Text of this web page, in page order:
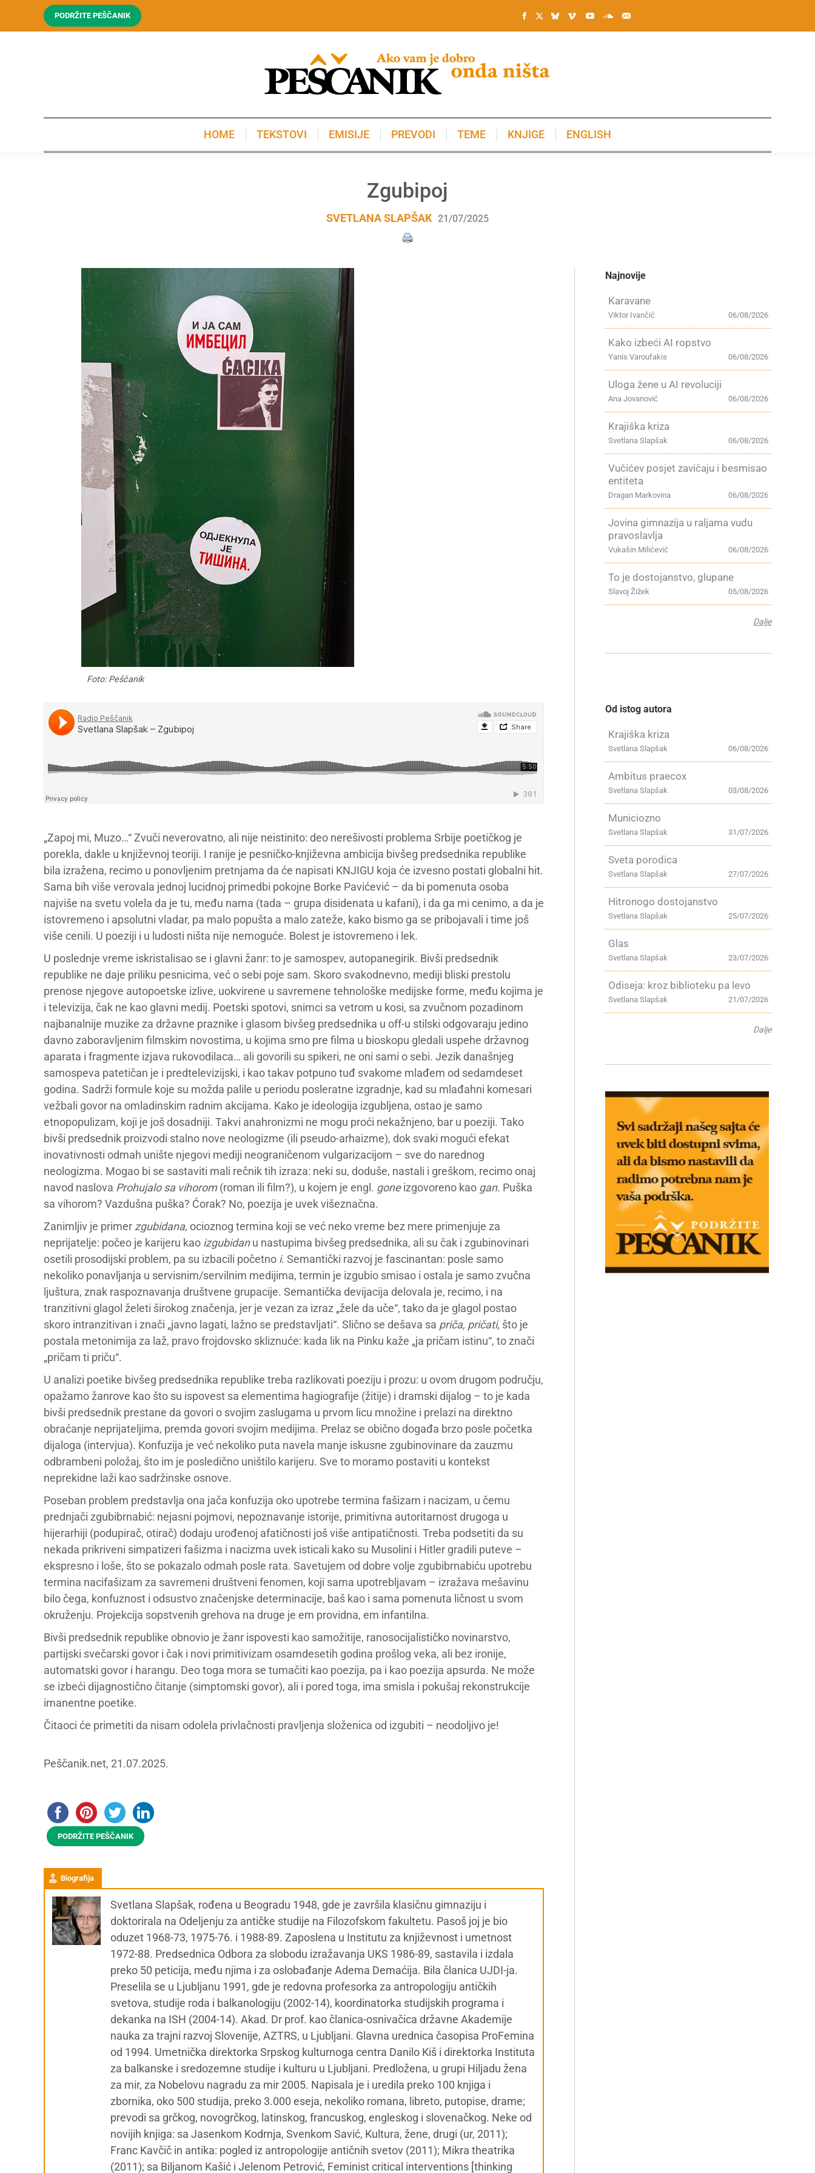
PODRŽITE PEŠČANIK
HOME TEKSTOVI EMISIJE PREVODI TEME KNJIGE ENGLISH
Zgubipoj
SVETLANA SLAPŠAK 21/07/2025
Foto: Peščanik
„Zapoj mi, Muzo…“ Zvuči neverovatno, ali nije neistinito: deo nerešivosti problema Srbije poetičkog je
porekla, dakle u književnoj teoriji. I ranije je pesničko-književna ambicija bivšeg predsednika republike
bila izražena, recimo u ponovljenim pretnjama da će napisati KNJIGU koja će izvesno postati globalni hit.
Sama bih više verovala jednoj lucidnoj primedbi pokojne Borke Pavićević – da bi pomenuta osoba
najviše na svetu volela da je tu, među nama (tada – grupa disidenata u kafani), i da ga mi cenimo, a da je
istovremeno i apsolutni vladar, pa malo popušta a malo zateže, kako bismo ga se pribojavali i time još
više cenili. U poeziji i u ludosti ništa nije nemoguće. Bolest je istovremeno i lek.
U poslednje vreme iskristalisao se i glavni žanr: to je samospev, autopanegirik. Bivši predsednik
republike ne daje priliku pesnicima, već o sebi poje sam. Skoro svakodnevno, mediji bliski prestolu
prenose njegove autopoetske izlive, uokvirene u savremene tehnološke medijske forme, među kojima je
i televizija, čak ne kao glavni medij. Poetski spotovi, snimci sa vetrom u kosi, sa zvučnom pozadinom
najbanalnije muzike za državne praznike i glasom bivšeg predsednika u off-u stilski odgovaraju jedino
davno zaboravljenim filmskim novostima, u kojima smo pre filma u bioskopu gledali uspehe državnog
aparata i fragmente izjava rukovodilaca… ali govorili su spikeri, ne oni sami o sebi. Jezik današnjeg
samospeva patetičan je i predtelevizijski, i kao takav potpuno tuđ svakome mlađem od sedamdeset
godina. Sadrži formule koje su možda palile u periodu posleratne izgradnje, kad su mlađahni komesari
vežbali govor na omladinskim radnim akcijama. Kako je ideologija izgubljena, ostao je samo
etnopopulizam, koji je još dosadniji. Takvi anahronizmi ne mogu proći nekažnjeno, bar u poeziji. Tako
bivši predsednik proizvodi stalno nove neologizme (ili pseudo-arhaizme), dok svaki mogući efekat
inovativnosti odmah unište njegovi mediji neograničenom vulgarizacijom – sve do narednog
neologizma. Mogao bi se sastaviti mali rečnik tih izraza: neki su, doduše, nastali i greškom, recimo onaj
navod naslova Prohujalo sa vihorom(roman ili film?), u kojem je engl. goneizgovoreno kao gan. Puška
sa vihorom? Vazdušna puška? Ćorak? No, poezija je uvek višeznačna.
Zanimljiv je primer zgubidana, ocioznog termina koji se već neko vreme bez mere primenjuje za
neprijatelje: počeo je karijeru kao izgubidanu nastupima bivšeg predsednika, ali su čak i zgubinovinari
osetili prosodijski problem, pa su izbacili početno i. Semantički razvoj je fascinantan: posle samo
nekoliko ponavljanja u servisnim/servilnim medijima, termin je izgubio smisao i ostala je samo zvučna
ljuštura, znak raspoznavanja društvene grupacije. Semantička devijacija delovala je, recimo, i na
tranzitivni glagol želeti širokog značenja, jer je vezan za izraz „žele da uče“, tako da je glagol postao
skoro intranzitivan i znači „javno lagati, lažno se predstavljati“. Slično se dešava sa priča, pričati, što je
postala metonimija za laž, pravo frojdovsko skliznuće: kada lik na Pinku kaže „ja pričam istinu“, to znači
„pričam ti priču“.
U analizi poetike bivšeg predsednika republike treba razlikovati poeziju i prozu: u ovom drugom području,
opažamo žanrove kao što su ispovest sa elementima hagiografije (žitije) i dramski dijalog – to je kada
bivši predsednik prestane da govori o svojim zaslugama u prvom licu množine i prelazi na direktno
obraćanje neprijateljima, premda govori svojim medijima. Prelaz se obično događa brzo posle početka
dijaloga (intervjua). Konfuzija je već nekoliko puta navela manje iskusne zgubinovinare da zauzmu
odbrambeni položaj, što im je posledično uništilo karijeru. Sve to moramo postaviti u kontekst
neprekidne laži kao sadržinske osnove.
Poseban problem predstavlja ona jača konfuzija oko upotrebe termina fašizam i nacizam, u čemu
prednjači zgubibrnabić: nejasni pojmovi, nepoznavanje istorije, primitivna autoritarnost drugoga u
hijerarhiji (podupirač, otirač) dodaju urođenoj afatičnosti još više antipatičnosti. Treba podsetiti da su
nekada prikriveni simpatizeri fašizma i nacizma uvek isticali kako su Musolini i Hitler gradili puteve –
ekspresno i loše, što se pokazalo odmah posle rata. Savetujem od dobre volje zgubibrnabiću upotrebu
termina nacifašizam za savremeni društveni fenomen, koji sama upotrebljavam – izražava mešavinu
bilo čega, konfuznost i odsustvo značenjske determinacije, baš kao i sama pomenuta ličnost u svom
okruženju. Projekcija sopstvenih grehova na druge je em providna, em infantilna.
Bivši predsednik republike obnovio je žanr ispovesti kao samožitije, ranosocijalističko novinarstvo,
partijski svečarski govor i čak i novi primitivizam osamdesetih godina prošlog veka, ali bez ironije,
automatski govor i harangu. Deo toga mora se tumačiti kao poezija, pa i kao poezija apsurda. Ne može
se izbeći dijagnostično čitanje (simptomski govor), ali i pored toga, ima smisla i pokušaj rekonstrukcije
imanentne poetike.
Čitaoci će primetiti da nisam odolela privlačnosti pravljenja složenica od izgubiti – neodoljivo je!
Peščanik.net, 21.07.2025.
PODRŽITE PEŠČANIK
Biografija
Svetlana Slapšak, rođena u Beogradu 1948, gde je završila klasičnu gimnaziju i
doktorirala na Odeljenju za antičke studije na Filozofskom fakultetu. Pasoš joj je bio
oduzet 1968-73, 1975-76. i 1988-89. Zaposlena u Institutu za književnost i umetnost
1972-88. Predsednica Odbora za slobodu izražavanja UKS 1986-89, sastavila i izdala
preko 50 peticija, među njima i za oslobađanje Adema Demaćija. Bila članica UJDI-ja.
Preselila se u Ljubljanu 1991, gde je redovna profesorka za antropologiju antičkih
svetova, studije roda i balkanologiju (2002-14), koordinatorka studijskih programa i
dekanka na ISH (2004-14). Akad. Dr prof. kao članica-osnivačica državne Akademije
nauka za trajni razvoj Slovenije, AZTRS, u Ljubljani. Glavna urednica časopisa ProFemina
od 1994. Umetnička direktorka Srpskog kulturnoga centra Danilo Kiš i direktorka Instituta
za balkanske i sredozemne studije i kulturu u Ljubljani. Predložena, u grupi Hiljadu žena
za mir, za Nobelovu nagradu za mir 2005. Napisala je i uredila preko 100 knjiga i
zbornika, oko 500 studija, preko 3.000 eseja, nekoliko romana, libreto, putopise, drame;
prevodi sa grčkog, novogrčkog, latinskog, francuskog, engleskog i slovenačkog. Neke od
novijih knjiga: sa Jasenkom Kodrnja, Svenkom Savić, Kultura, žene, drugi (ur, 2011);
Franc Kavčič in antika: pogled iz antropologije antičnih svetov (2011); Mikra theatrika
(2011); sa Biljanom Kašić i Jelenom Petrović, Feminist critical interventions [thinking
Najnovije
Karavane
06/08/2026
Viktor Ivančić
Kako izbeći AI ropstvo
06/08/2026
Yanis Varoufakis
Uloga žene u AI revoluciji
06/08/2026
Ana Jovanović
Krajiška kriza
06/08/2026
Svetlana Slapšak
Vučićev posjet zavičaju i besmisao
entiteta
06/08/2026
Dragan Markovina
Jovina gimnazija u raljama vudu
pravoslavlja
06/08/2026
Vukašin Milićević
To je dostojanstvo, glupane
05/08/2026
Slavoj Žižek
Dalje
Od istog autora
Krajiška kriza
06/08/2026
Svetlana Slapšak
Ambitus praecox
03/08/2026
Svetlana Slapšak
Municiozno
31/07/2026
Svetlana Slapšak
Sveta porodica
27/07/2026
Svetlana Slapšak
Hitronogo dostojanstvo
25/07/2026
Svetlana Slapšak
Glas
23/07/2026
Svetlana Slapšak
Odiseja: kroz biblioteku pa levo
21/07/2026
Svetlana Slapšak
Dalje
KNJIGE ENGLISH